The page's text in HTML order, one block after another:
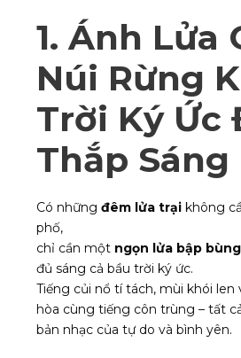
1. Ánh Lửa
Núi Rừng
Trời Ký Ức
Thắp Sáng
Có những đêm lửa trại không
phố,
chỉ cần một ngọn lửa bập
đủ sáng cả bầu trời ký ức.
Tiếng củi nổ tí tách, mùi khói len
hòa cùng tiếng côn trùng – tất
bản nhạc của tự do và bình yên.